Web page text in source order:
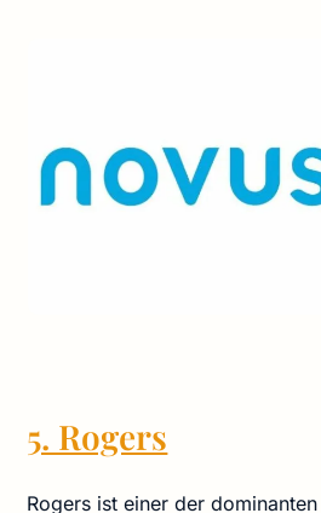
5. Rogers
Rogers ist einer der